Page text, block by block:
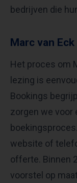
bedrijven die
Marc van
Het proces om
lezing is
Bookings
zorgen we voor
website of
offerte. Binnen
voorstel op